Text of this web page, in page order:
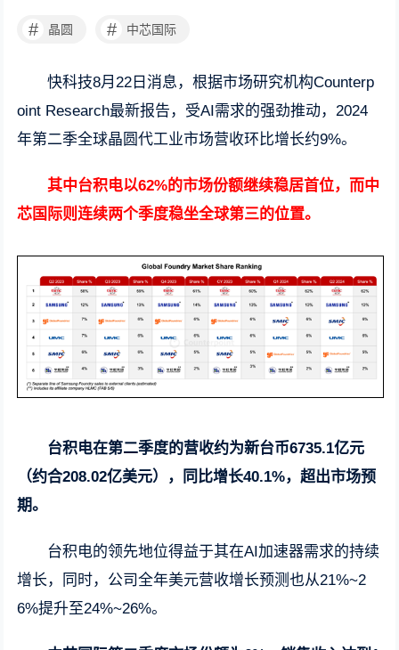
# 晶圆 # 中芯国际
快科技8月22日消息，根据市场研究机构Counterp
oint Research最新报告，受AI需求的强劲推动，2024
年第二季全球晶圆代工业市场营收环比增长约9%。
其中台积电以62%的市场份额继续稳居首位，而中
芯国际则连续两个季度稳坐全球第三的位置。
台积电在第二季度的营收约为新台币6735.1亿元
（约合208.02亿美元），同比增长40.1%，超出市场预
期。
台积电的领先地位得益于其在AI加速器需求的持续
增长，同时，公司全年美元营收增长预测也从21%~2
6%提升至24%~26%。